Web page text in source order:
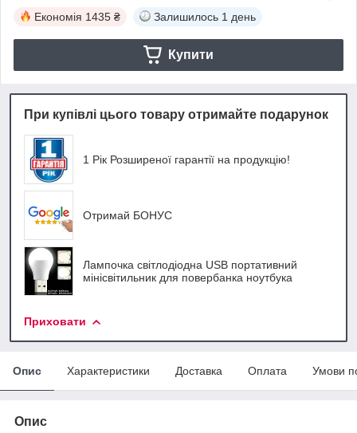
Економія 1435 ₴ Залишилось 1 день
Купити
При купівлі цього товару отримайте подарунок
1 Рік Розширеної гарантії на продукцію!
Отримай БОНУС
Лампочка світлодіодна USB портативний
мінісвітильник для повербанка ноутбука
Приховати
Опис Характеристики Доставка Оплата Умови
Опис